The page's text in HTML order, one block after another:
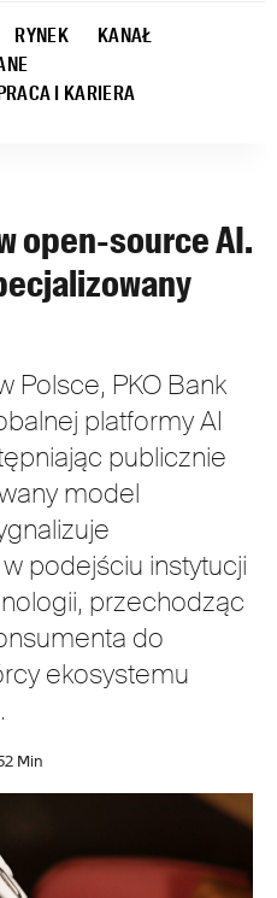
RYNEK
KANAŁ
I KARIERA
open-source AI.
Polsce, PKO Bank
platformy AI
publicznie
model
podejściu instytucji
przechodząc
do
ekosystemu
2 Min